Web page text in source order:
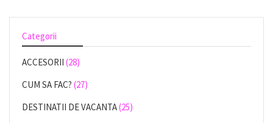
Categorii
ACCESORII (28)
CUM SA FAC? (27)
DESTINATII DE VACANTA(25)